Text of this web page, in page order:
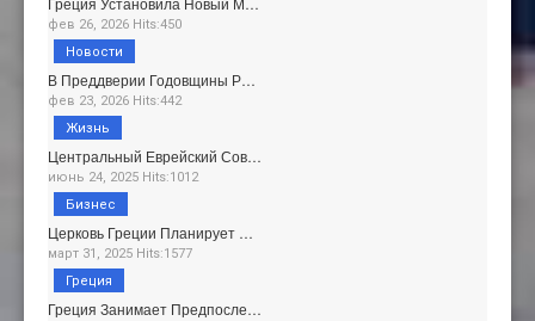
фев 26, 2026 Hits:450
В Преддверии Годовщины Р…
фев 23, 2026 Hits:442
Новости
Центральный Еврейский Сов…
июнь 24, 2025 Hits:1012
Жизнь
Церковь Греции Планирует …
март 31, 2025 Hits:1577
Бизнес
Греция Занимает Предпосле…
Греция